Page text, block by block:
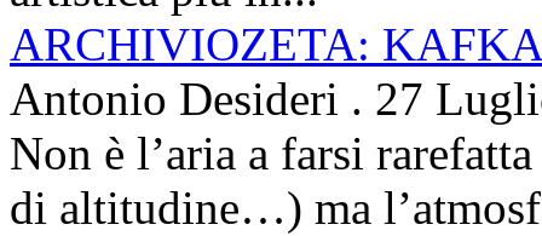
ARCHIVIOZETA:
Antonio Desideri . 27
Non è l’aria a farsi
di altitudine…) ma